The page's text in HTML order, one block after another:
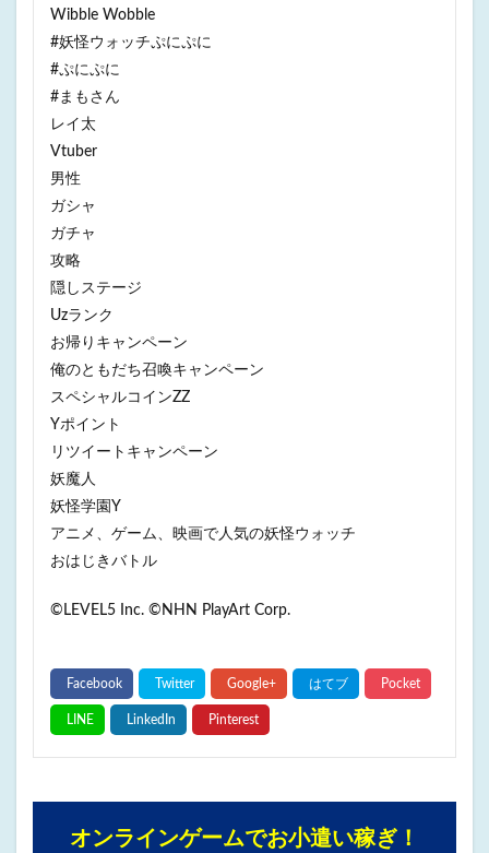
Wibble Wobble
#妖怪ウォッチぷにぷに
#ぷにぷに
#まもさん
レイ太
Vtuber
男性
ガシャ
ガチャ
攻略
隠しステージ
Uzランク
お帰りキャンペーン
俺のともだち召喚キャンペーン
スペシャルコインZZ
Yポイント
リツイートキャンペーン
妖魔人
妖怪学園Y
アニメ、ゲーム、映画で人気の妖怪ウォッチ
おはじきバトル
©LEVEL5 Inc. ©NHN PlayArt Corp.
オンラインゲームでお小遣い稼ぎ！